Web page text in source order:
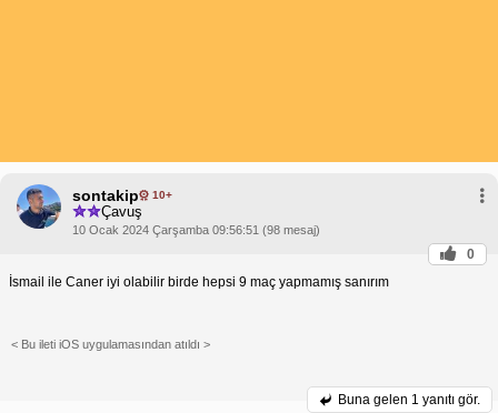
sontakip 10+
Çavuş
10 Ocak 2024 Çarşamba 09:56:51 (98 mesaj)
0
İsmail ile Caner iyi olabilir birde hepsi 9 maç yapmamış sanırım
< Bu ileti iOS uygulamasından atıldı >
Buna gelen 1 yanıtı gör.